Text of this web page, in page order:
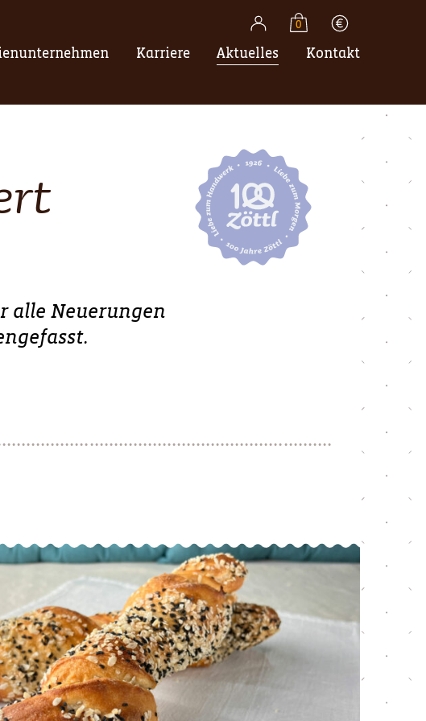
0
Karriere Aktuelles Kontakt
alle Neuerungen